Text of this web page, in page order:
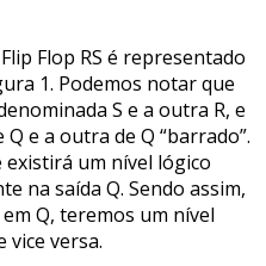
Flop RS é representado
1. Podemos notar que
S e a outra R, e
e a outra de Q “barrado”.
existirá um nível lógico
na saída Q. Sendo assim,
Q, teremos um nível
vice versa.